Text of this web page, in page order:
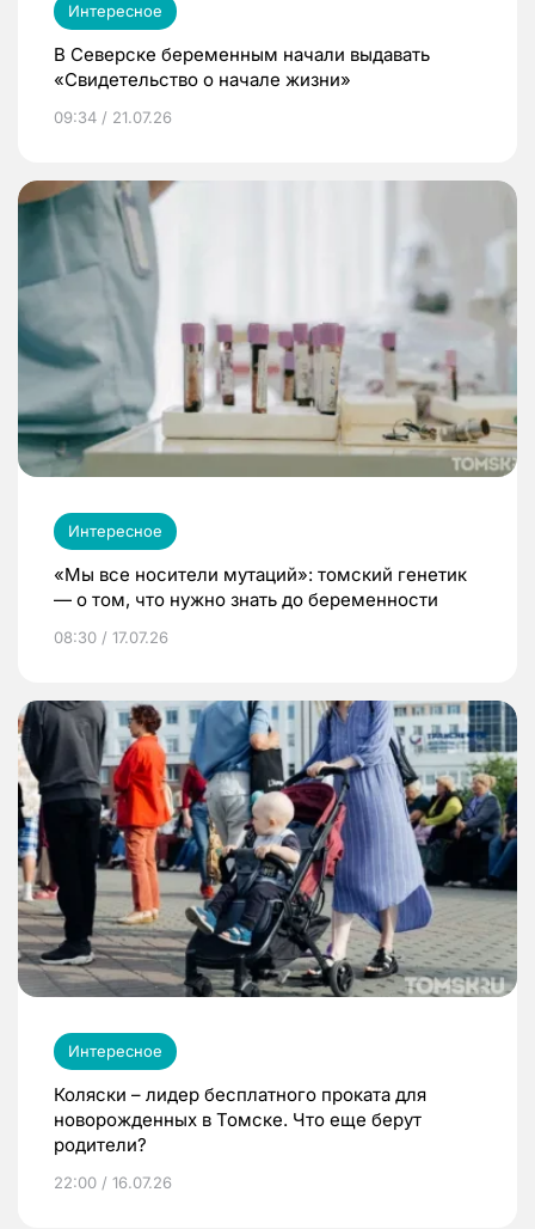
Интересное
В Северске беременным начали выдавать
«Свидетельство о начале жизни»
09:34 / 21.07.26
Интересное
«Мы все носители мутаций»: томский генетик
— о том, что нужно знать до беременности
08:30 / 17.07.26
Интересное
Коляски – лидер бесплатного проката для
новорожденных в Томске. Что еще берут
родители?
22:00 / 16.07.26